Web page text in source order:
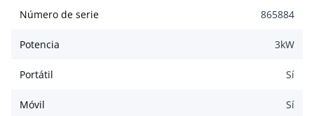
Número de serie 865884
Potencia 3kW
Portátil Sí
Móvil Sí